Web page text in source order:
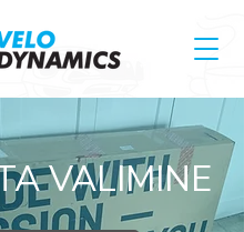
VALIMINE